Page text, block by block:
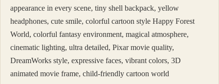
appearance in every scene, tiny shell backpack, yellow
headphones, cute smile, colorful cartoon style Happy Forest
World, colorful fantasy environment, magical atmosphere,
cinematic lighting, ultra detailed, Pixar movie quality,
DreamWorks style, expressive faces, vibrant colors, 3D
animated movie frame, child-friendly cartoon world